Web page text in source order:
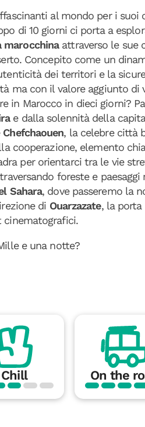
al mondo per i suoi
di 10 giorni ci porta a
marocchinaattraverso le sue
Concepito come un
dei territori e la
ma con il valore aggiunto di
in Marocco in dieci giorni?
e dalla solennità della
Chefchaouen, la celebre città
cooperazione, elemento
per orientarci tra le vie
foreste e
Sahara, dove passeremo la
di Ouarzazate, la porta
cinematografici.
e una notte?
Chill On the